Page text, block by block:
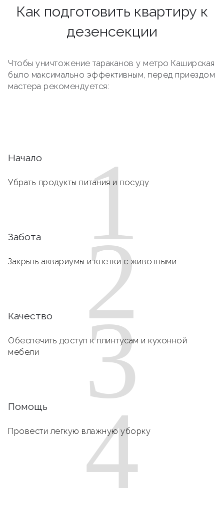
Как подготовить квартиру к
дезенсекции
Чтобы уничтожение тараканов у метро Каширская
было максимально эффективным, перед приездом
мастера рекомендуется:
1
Начало
Убрать продукты питания и посуду
2
Забота
Закрыть аквариумы и клетки с животными
3
Качество
Обеспечить доступ к плинтусам и кухонной
мебели
4
Помощь
Провести легкую влажную уборку